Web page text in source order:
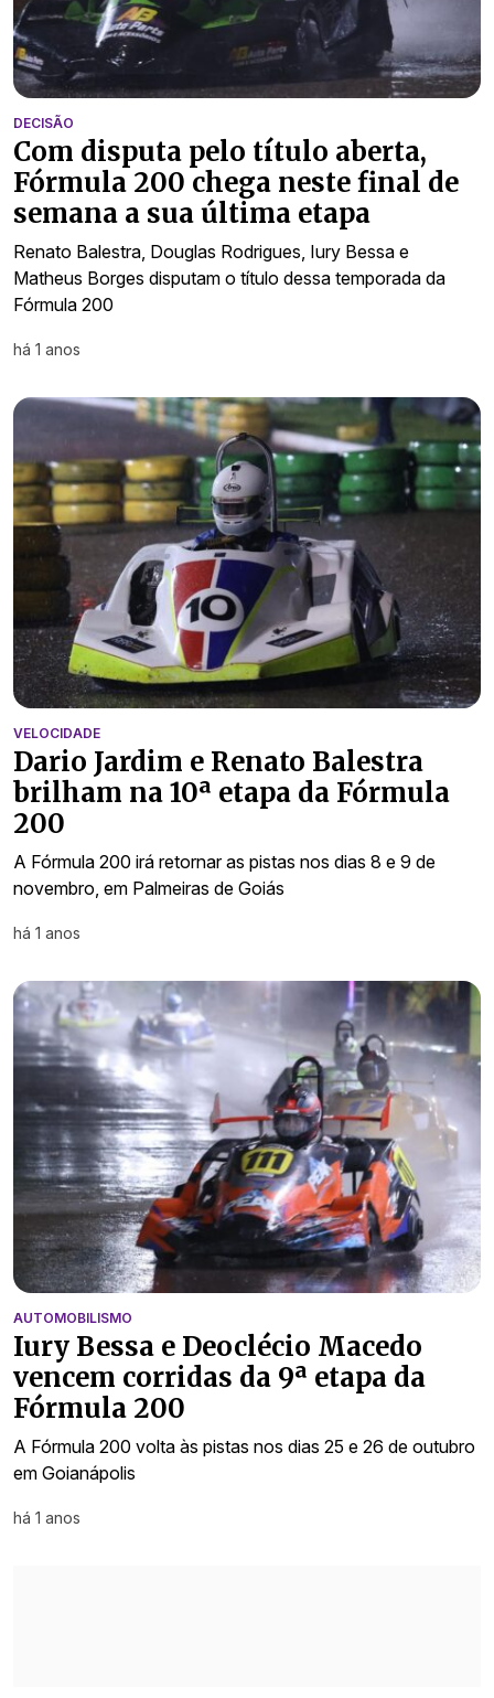
DECISÃO
Com disputa pelo título aberta,
Fórmula 200 chega neste final de
semana a sua última etapa
Renato Balestra, Douglas Rodrigues, Iury Bessa e
Matheus Borges disputam o título dessa temporada da
Fórmula 200
há 1 anos
VELOCIDADE
Dario Jardim e Renato Balestra
brilham na 10ª etapa da Fórmula
200
A Fórmula 200 irá retornar as pistas nos dias 8 e 9 de
novembro, em Palmeiras de Goiás
há 1 anos
AUTOMOBILISMO
Iury Bessa e Deoclécio Macedo
vencem corridas da 9ª etapa da
Fórmula 200
A Fórmula 200 volta às pistas nos dias 25 e 26 de outubro
em Goianápolis
há 1 anos